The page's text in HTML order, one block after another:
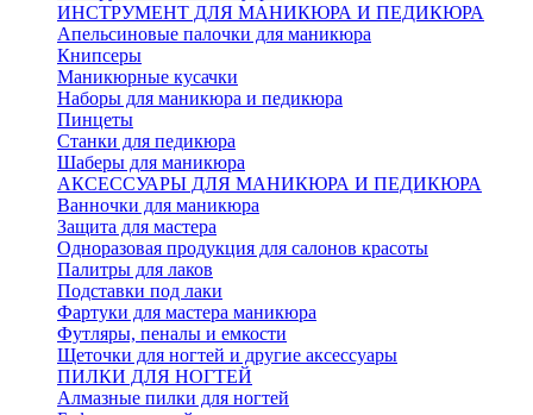
ИНСТРУМЕНТ ДЛЯ МАНИКЮРА И ПЕДИКЮРА
Апельсиновые палочки для маникюра
Книпсеры
Маникюрные кусачки
Наборы для маникюра и педикюра
Пинцеты
Станки для педикюра
Шаберы для маникюра
АКСЕССУАРЫ ДЛЯ МАНИКЮРА И ПЕДИКЮРА
Ванночки для маникюра
Защита для мастера
Одноразовая продукция для салонов красоты
Палитры для лаков
Подставки под лаки
Фартуки для мастера маникюра
Футляры, пеналы и емкости
Щеточки для ногтей и другие аксессуары
ПИЛКИ ДЛЯ НОГТЕЙ
Алмазные пилки для ногтей